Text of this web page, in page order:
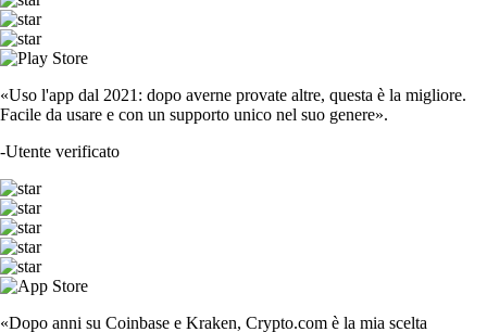
«Uso l'app dal 2021: dopo averne provate altre, questa è la migliore.
Facile da usare e con un supporto unico nel suo genere».
-Utente verificato
«Dopo anni su Coinbase e Kraken, Crypto.com è la mia scelta